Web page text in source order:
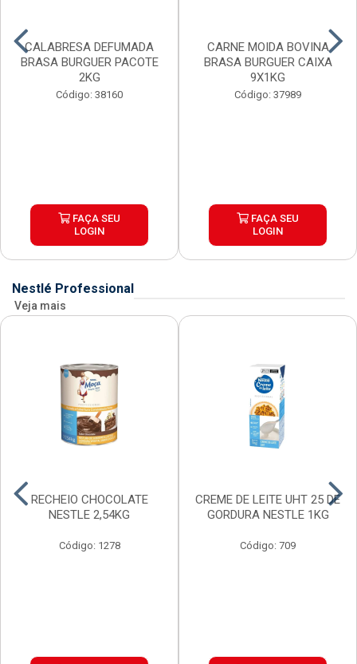
CALABRESA DEFUMADA
BRASA BURGUER PACOTE
2KG
Código: 38160
FAÇA SEU
LOGIN
CARNE MOIDA BOVINA
BRASA BURGUER CAIXA
9X1KG
Código: 37989
FAÇA SEU
LOGIN
Nestlé Professional
Veja mais
RECHEIO CHOCOLATE
NESTLE 2,54KG
Código: 1278
CREME DE LEITE UHT 25 DE
GORDURA NESTLE 1KG
Código: 709